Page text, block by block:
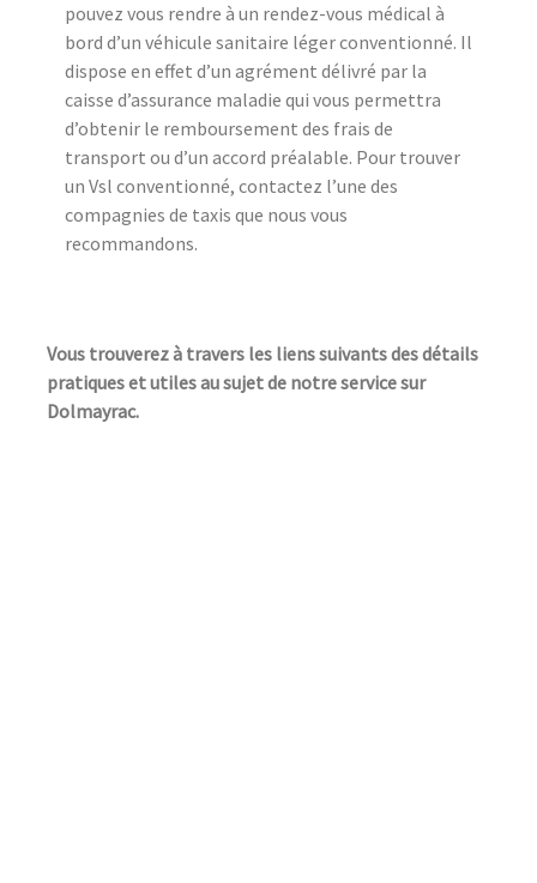
pouvez vous rendre à un rendez-vous médical à
bord d’un véhicule sanitaire léger conventionné. Il
dispose en effet d’un agrément délivré par la
caisse d’assurance maladie qui vous permettra
d’obtenir le remboursement des frais de
transport ou d’un accord préalable. Pour trouver
un Vsl conventionné, contactez l’une des
compagnies de taxis que nous vous
recommandons.
Vous trouverez à travers les liens suivants des détails
pratiques et utiles au sujet de notre service sur
Dolmayrac.